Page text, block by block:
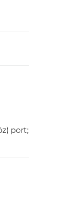
port;